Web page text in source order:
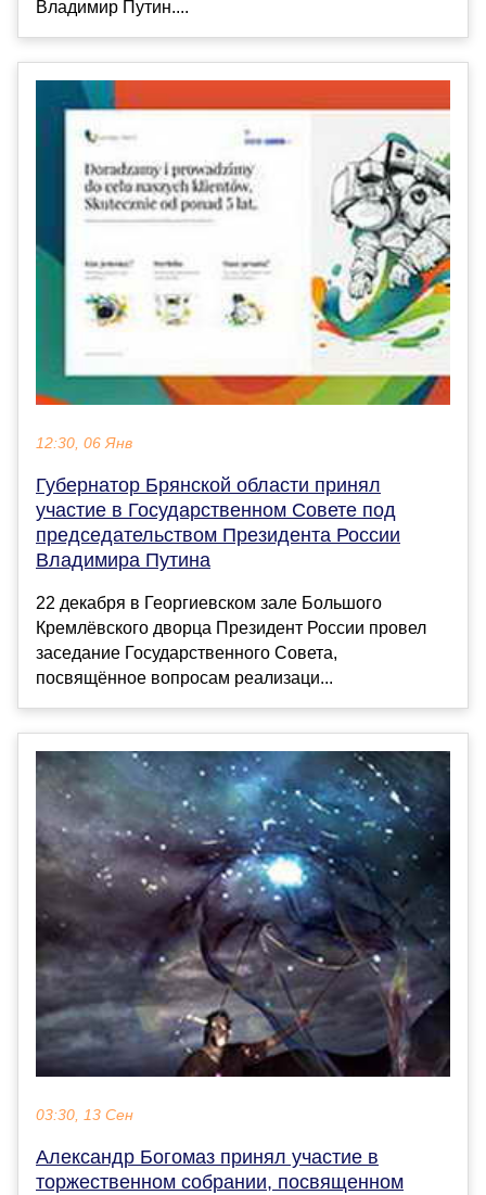
Владимир Путин....
12:30, 06 Янв
Губернатор Брянской области принял
участие в Государственном Совете под
председательством Президента России
Владимира Путина
22 декабря в Георгиевском зале Большого
Кремлёвского дворца Президент России провел
заседание Государственного Совета,
посвящённое вопросам реализаци...
03:30, 13 Сен
Александр Богомаз принял участие в
торжественном собрании, посвященном